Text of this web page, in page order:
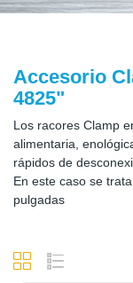
Accesorio
4825"
Los racores Clamp
alimentaria,
rápidos de
En este caso se
pulgadas